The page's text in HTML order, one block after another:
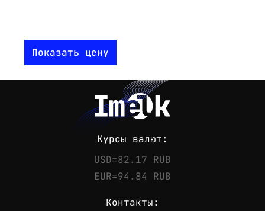
Показать цену
Курсы валют:
USD=82.17 RUB
EUR=94.84 RUB
Контакты: